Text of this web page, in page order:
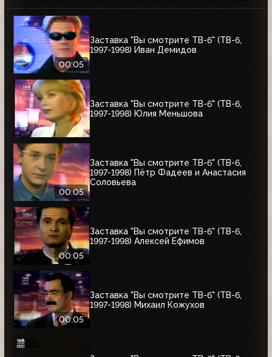
00:05
Заставка "Вы смотрите ТВ-6" (ТВ-6,
1997-1998) Иван Демидов
Заставка "Вы смотрите ТВ-6" (ТВ-6,
1997-1998) Юлия Меньшова
00:05
Заставка "Вы смотрите ТВ-6" (ТВ-6,
1997-1998) Пётр Фадеев и Анастасия
Соловьева
00:05
Заставка "Вы смотрите ТВ-6" (ТВ-6,
1997-1998) Алексей Ефимов
00:05
Заставка "Вы смотрите ТВ-6" (ТВ-6,
1997-1998) Михаил Кожухов